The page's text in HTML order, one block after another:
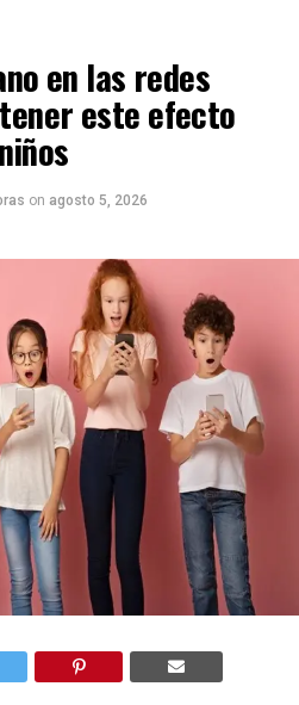
en las redes
este efecto
on agosto 5, 2026